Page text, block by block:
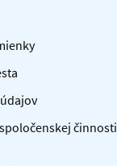
činnosti